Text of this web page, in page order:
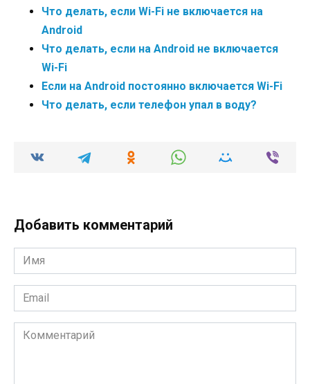
Что делать, если Wi-Fi не включается на
Android
Что делать, если на Android не включается
Wi-Fi
Если на Android постоянно включается Wi-Fi
Что делать, если телефон упал в воду?
Добавить комментарий
Имя
*
Email
*
Комментарий